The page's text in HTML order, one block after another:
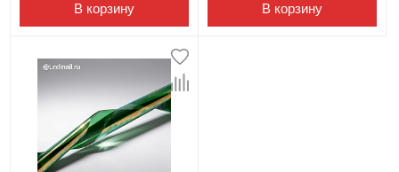
В корзину В корзину